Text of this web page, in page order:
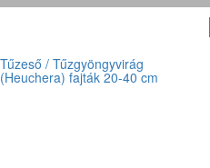
Tűzeső / Tűzgyöngyvirág
(Heuchera) fajták 20-40 cm